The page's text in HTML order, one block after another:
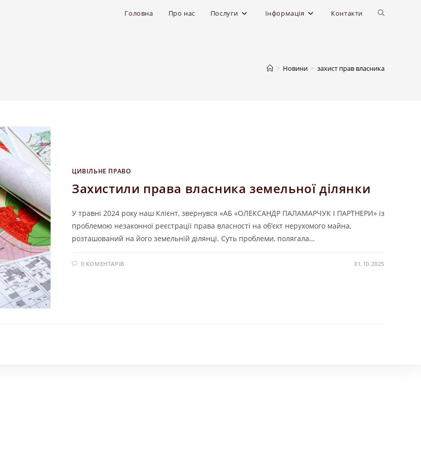
Головна Про нас Послуги Інформація Контакти
> Новини > захист прав власника
ЦИВІЛЬНЕ ПРАВО
Захистили права власника земельної ділянки
У травні 2024 року наш Клієнт, звернувся «АБ «ОЛЕКСАНДР ПАЛАМАРЧУК І ПАРТНЕРИ» із
проблемою незаконної реєстрації права власності на об’єкт нерухомого майна,
розташований на його земельній ділянці. Суть проблеми, полягала…
0 КОМЕНТАРІВ 01.10.2025